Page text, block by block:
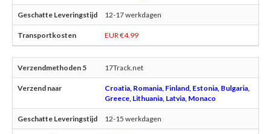
12-17 werkdagen
EUR €4.99
17Track.net
Croatia, Romania, Finland, Estonia, Bulgaria,
Greece, Lithuania, Latvia, Monaco
12-15 werkdagen